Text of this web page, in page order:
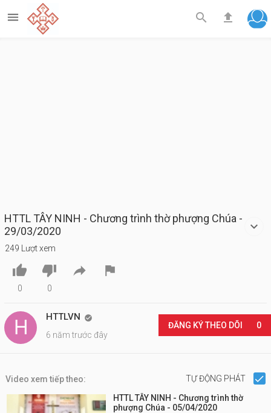
  
HTTL TÂY NINH - Chương trình thờ phượng Chúa -
29/03/2020
249 Lượt xem

0

0
 
HTTLVN 
6 năm trước đây
ĐĂNG KÝ THEO DÕI 0
Video xem tiếp theo: TỰ ĐỘNG PHÁT
HTTL TÂY NINH - Chương trình thờ
phượng Chúa - 05/04/2020